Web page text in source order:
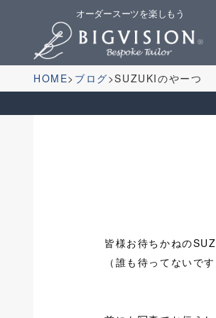
オーダースーツを楽しもう
HOME ブログ SUZUKIのやーつ
皆様お待ちかねの
（誰も待ってないで